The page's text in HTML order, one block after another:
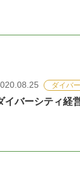
ダイバ
イバーシティ経